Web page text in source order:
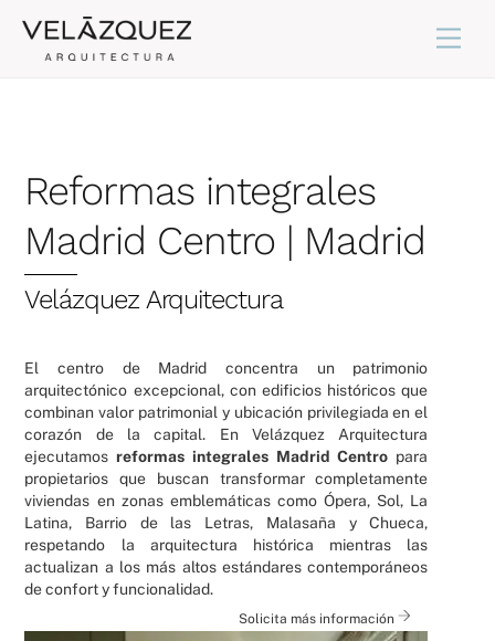
Reformas integrales
Madrid Centro | Madrid
Velázquez Arquitectura
El centro de Madrid concentra un patrimonio
arquitectónico excepcional, con edificios históricos que
combinan valor patrimonial y ubicación privilegiada en el
corazón de la capital. En Velázquez Arquitectura
ejecutamosreformas integrales Madrid Centro para
propietarios que buscan transformar completamente
viviendas en zonas emblemáticas como Ópera, Sol, La
Latina, Barrio de las Letras, Malasaña y Chueca,
respetando la arquitectura histórica mientras las
actualizan a los más altos estándares contemporáneos
de confort y funcionalidad.
Solicita más información